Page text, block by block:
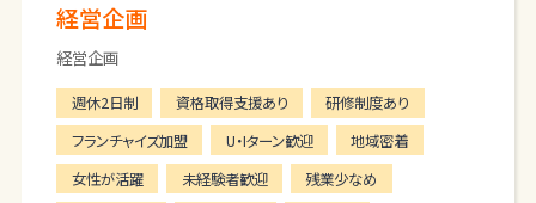
定員になり次第、募集締め切りいたします。
ださいね。
────────────────────
❖どんなお仕事？
総務業務、採用業務がメインのお仕事となります。
新卒採用活動では説明会の運営や面接の準備、学
経営企画
経営企画
週休2日制 資格取得支援あり
研修制度あり
フランチャイズ加盟
U・Iターン歓迎
地域密着
女性が活躍
未経験者歓迎
残業少なめ